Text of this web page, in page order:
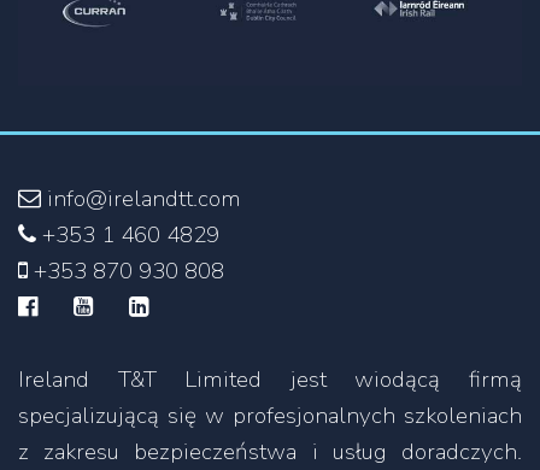
info@irelandtt.com
+353 1 460 4829
+353 870 930 808
Ireland T&T Limited jest wiodącą firmą
specjalizującą się w profesjonalnych szkoleniach
z zakresu bezpieczeństwa i usług doradczych.